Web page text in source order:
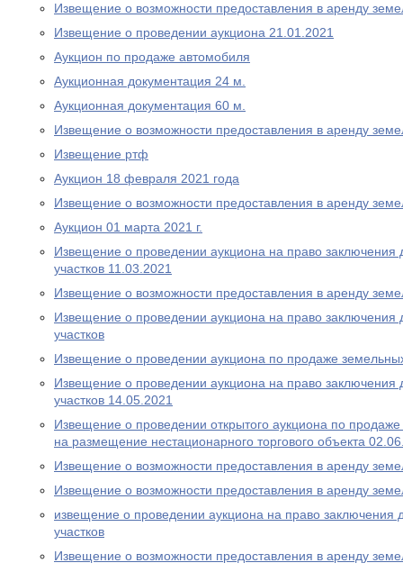
Извещение о возможности предоставления в аренду
Извещение о проведении аукциона 21.01.2021
Аукцион по продаже автомобиля
Аукционная документация 24 м.
Аукционная документация 60 м.
Извещение о возможности предоставления в аренду
Извещение ртф
Аукцион 18 февраля 2021 года
Извещение о возможности предоставления в аренду
Аукцион 01 марта 2021 г.
Извещение о проведении аукциона на право заключения
участков 11.03.2021
Извещение о возможности предоставления в аренду
Извещение о проведении аукциона на право заключения
участков
Извещение о проведении аукциона по продаже
Извещение о проведении аукциона на право заключения
участков 14.05.2021
Извещение о проведении открытого аукциона по
на размещение нестационарного торгового объекта
Извещение о возможности предоставления в аренду
Извещение о возможности предоставления в аренду
извещение о проведении аукциона на право заключения
участков
Извещение о возможности предоставления в аренду